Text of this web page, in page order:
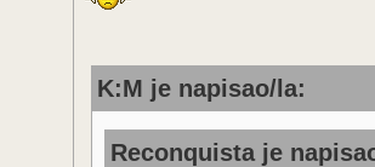
K:M je napisao/la:
Reconquista je